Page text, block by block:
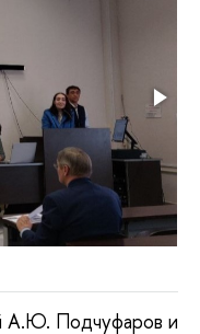
А.Ю. Подчуфаров и